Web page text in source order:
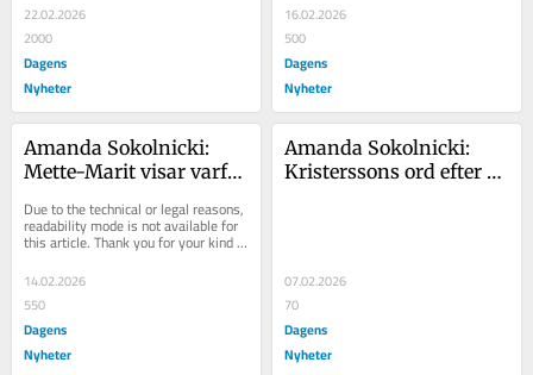
22.02.2026
2000
Dagens
Nyheter
16.02.2026
500
Dagens
Nyheter
Amanda Sokolnicki:
Mette-Marit visar varför
drottning
Due to the technical or legal reasons,
readability mode is not available for
this article. Thank you for your kind
14.02.2026
550
Dagens
Nyheter
Amanda Sokolnicki:
Kristerssons ord efter
07.02.2026
70
Dagens
Nyheter